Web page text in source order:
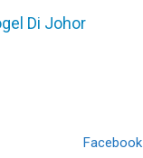
Di Johor
Facebook